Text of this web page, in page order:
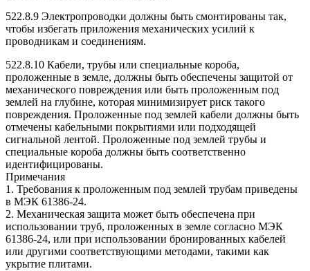
522.8.9 Электропроводки должны быть смонтированы так,
чтобы избегать приложения механических усилий к
проводникам и соединениям.
522.8.10 Кабели, трубы или специальные короба,
проложенные в земле, должны быть обеспечены защитой от
механического повреждения или быть проложенным под
землей на глубине, которая минимизирует риск такого
повреждения. Проложенные под землей кабели должны быть
отмечены кабельными покрытиями или подходящей
сигнальной лентой. Проложенные под землей трубы и
специальные короба должны быть соответственно
идентифицированы.
Примечания
1. Требования к проложенным под землей трубам приведены
в МЭК 61386-24.
2. Механическая защита может быть обеспечена при
использовании труб, проложенных в земле согласно МЭК
61386-24, или при использовании бронированных кабелей
или другими соответствующими методами, такими как
укрытие плитами.